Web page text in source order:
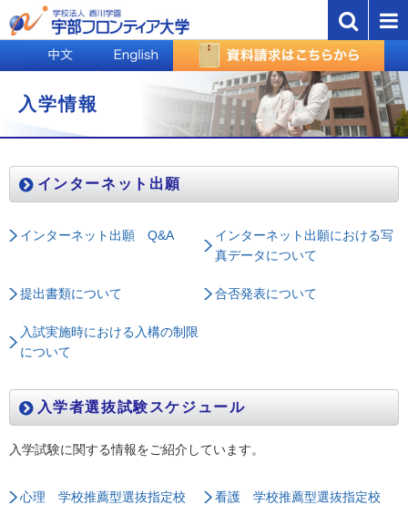
入学情報
インターネット出願
インターネット出願 Q&A
インターネット出願における写
真データについて
提出書類について 合否発表について
入試実施時における入構の制限
について
入学者選抜試験スケジュール
入学試験に関する情報をご紹介しています。
心理 学校推薦型選抜指定校 看護 学校推薦型選抜指定校